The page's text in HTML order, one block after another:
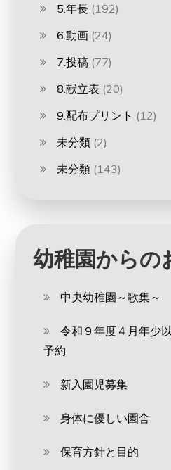
5.年長 (192)
6.動画 (24)
7.投稿 (77)
8.献立表 (20)
9.配布プリント (12)
未分類 (2)
未分類 (143)
幼稚園からの
中央幼稚園～歌集～
令和９年度４月年少
予約
新入園児募集
身体に優しい園舎
保育方針と目的